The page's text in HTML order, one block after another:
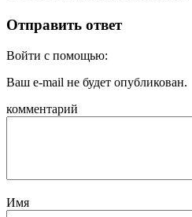
Отправить ответ
Войти с помощью:
Ваш e-mail не будет опубликован.
комментарий
Имя